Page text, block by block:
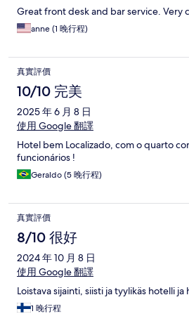
Great front desk and bar service. Very
anne (1 晚行程)
真實評價
10/10 完美
2025 年 6 月 8 日
使用 Google 翻譯
Hotel bem Localizado, com o quarto
funcionários !
Geraldo (5 晚行程)
真實評價
8/10 很好
2024 年 10 月 8 日
使用 Google 翻譯
Loistava sijainti, siisti ja tyylikäs hotelli ja
1 晚行程